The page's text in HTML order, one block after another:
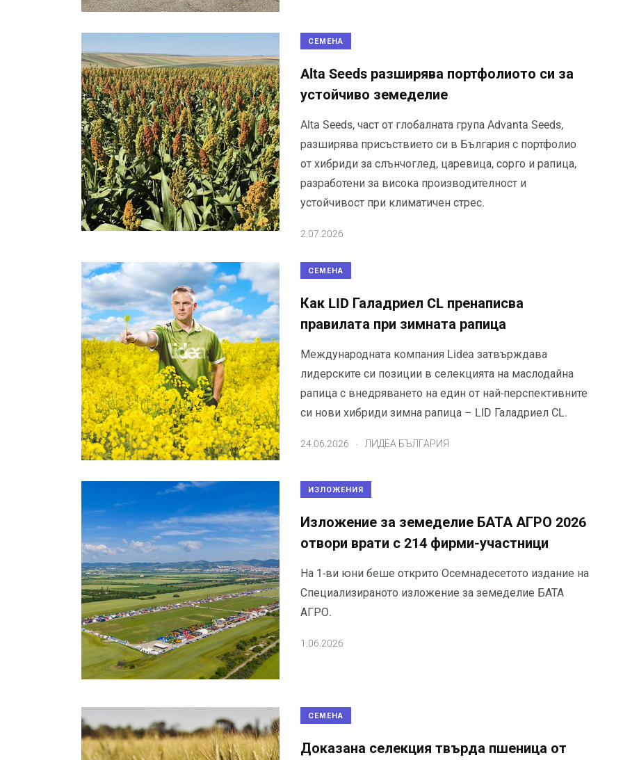
СЕМЕНА
Alta Seeds разширява портфолиото си за
устойчиво земеделие
Alta Seeds, част от глобалната група Advanta Seeds,
разширява присъствието си в България с портфолио
от хибриди за слънчоглед, царевица, сорго и рапица,
разработени за висока производителност и
устойчивост при климатичен стрес.
2.07.2026
СЕМЕНА
Как LID Галадриел CL пренаписва
правилата при зимната рапица
Международната компания Lidea затвърждава
лидерските си позиции в селекцията на маслодайна
рапица с внедряването на един от най-перспективните
си нови хибриди зимна рапица – LID Галадриел CL.
24.06.2026 ЛИДЕА БЪЛГАРИЯ
ИЗЛОЖЕНИЯ
Изложение за земеделие БАТА АГРО 2026
отвори врати с 214 фирми-участници
На 1-ви юни беше открито Осемнадесетото издание на
Специализираното изложение за земеделие БАТА
АГРО.
1.06.2026
СЕМЕНА
Доказана селекция твърда пшеница от